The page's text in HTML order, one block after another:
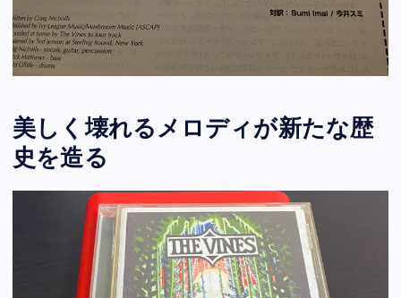
美しく壊れるメロディが新たな歴
史を造る